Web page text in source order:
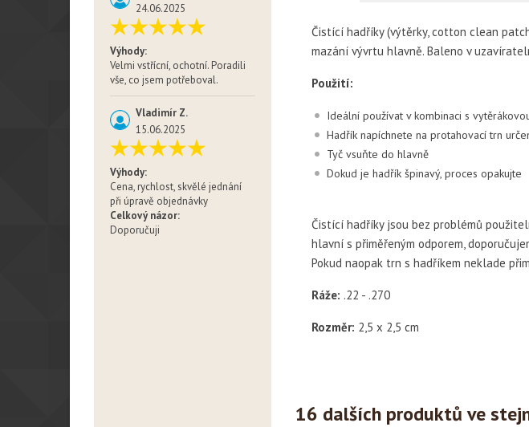
24.06.2025
Výhody:
Velmi vstřícní, ochotní. Poradili
vše, co jsem potřeboval.
Vladimír Z.
15.06.2025
Výhody:
Cena, rychlost, skvělé jednání
při úpravě objednávky
Celkový názor:
Doporučuji
Čistící hadříky (výtěrky, cotton clean
mazání vývrtu hlavně. Baleno v
Použití:
Ideální používat v kombinaci s
Hadřík napíchnete na protahovací trn
Tyč vsuňte do hlavně
Dokud je hadřík špinavý, proces opakujte
Čistící hadříky jsou bez problémů
hlavní s přiměřeným odporem,
Pokud naopak trn s hadříkem neklade
Ráže: .22 - .270
Rozměr: 2,5 x 2,5 cm
16 dalších produktů ve